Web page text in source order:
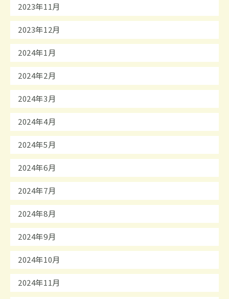
2023年11月
2023年12月
2024年1月
2024年2月
2024年3月
2024年4月
2024年5月
2024年6月
2024年7月
2024年8月
2024年9月
2024年10月
2024年11月